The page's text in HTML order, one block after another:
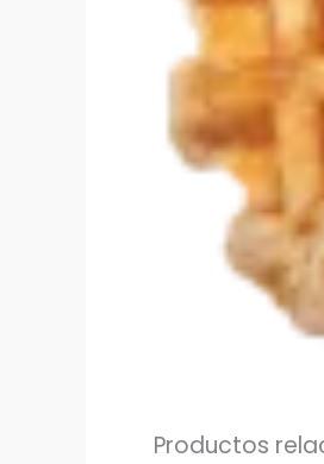
Productos